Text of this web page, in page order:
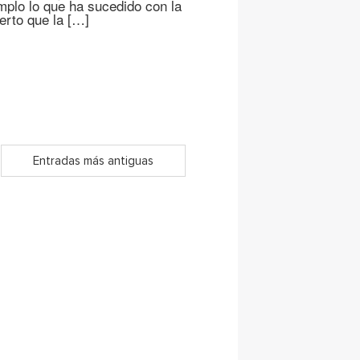
lo que ha sucedido con la
que la […]
Entradas más antiguas